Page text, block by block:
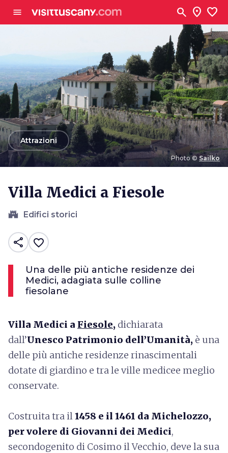
menu search location_on favorite
Photo © Sailko
arrow_backAttrazioni
Villa Medici a Fiesole
castle Edifici storici
share favorite_border
Una delle più antiche residenze dei
Medici, adagiata sulle colline
fiesolane
Villa Medici a Fiesole, dichiarata
dall’Unesco Patrimonio dell’Umanità, è una
delle più antiche residenze rinascimentali
dotate di giardino e tra le ville medicee meglio
conservate.
Costruita tra il1458 e il 1461 da Michelozzo,
per volere di Giovanni dei Medici,
secondogenito di Cosimo il Vecchio, deve la sua